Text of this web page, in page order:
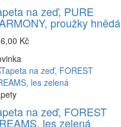
na zeď, PURE
proužky hnědá
Kč
na zeď, FOREST
les zelená